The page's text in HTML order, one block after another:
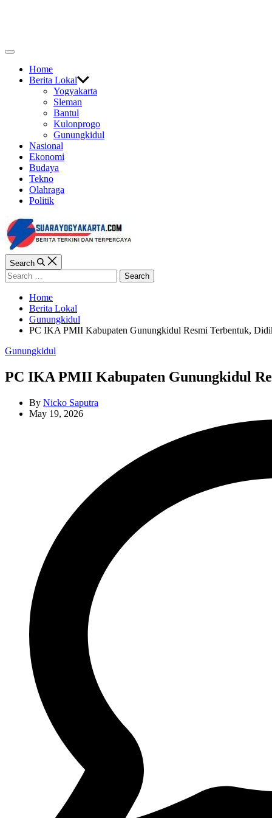
Off
CanvasHome
Berita Lokal
Yogyakarta
Sleman
Bantul
Kulonprogo
Gunungkidul
Nasional
Ekonomi
Budaya
Tekno
Olahraga
Politik
Search
Search
for:
Home
Berita Lokal
Gunungkidul
PC IKA PMII Kabupaten Gunungkidul Resmi Terbentuk,
Categories
Gunungkidul
PC IKA PMII Kabupaten Gunungkidul
By Nicko Saputra
May 19, 2026